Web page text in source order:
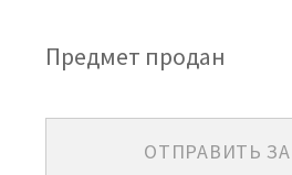
Предмет продан
ОТПРАВИТЬ